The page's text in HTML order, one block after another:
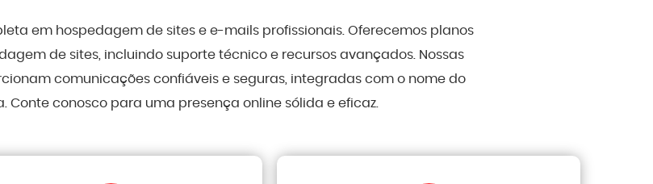
em hospedagem de sites e e-mails profissionais. Oferecemos planos
de sites, incluindo suporte técnico e recursos avançados. Nossas
comunicações confiáveis e seguras, integradas com o nome do
Conte conosco para uma presença online sólida e eficaz.